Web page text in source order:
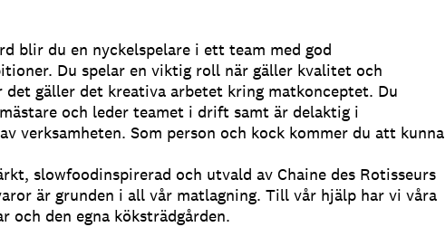
blir du en nyckelspelare i ett team med god
Du spelar en viktig roll när gäller kvalitet och
det gäller det kreativa arbetet kring matkonceptet. Du
och leder teamet i drift samt är delaktig i
verksamheten. Som person och kock kommer du att kunna
slowfoodinspirerad och utvald av Chaine des Rotisseurs
är grunden i all vår matlagning. Till vår hjälp har vi våra
och den egna köksträdgården.